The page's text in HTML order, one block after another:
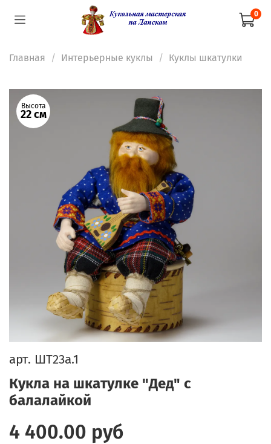
0
Главная Интерьерные куклы Куклы шкатулки
Высота
22 см
арт. ШТ23а.1
Кукла на шкатулке "Дед" с
балалайкой
4 400.00 руб